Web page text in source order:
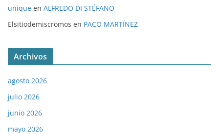
unique en ALFREDO DI STÉFANO
Elsitiodemiscromos en PACO MARTÍNEZ
Archivos
agosto 2026
julio 2026
junio 2026
mayo 2026